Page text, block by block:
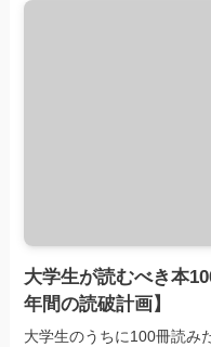
大学生が読むべき本
年間の読破計画】
大学生のうちに100冊読み